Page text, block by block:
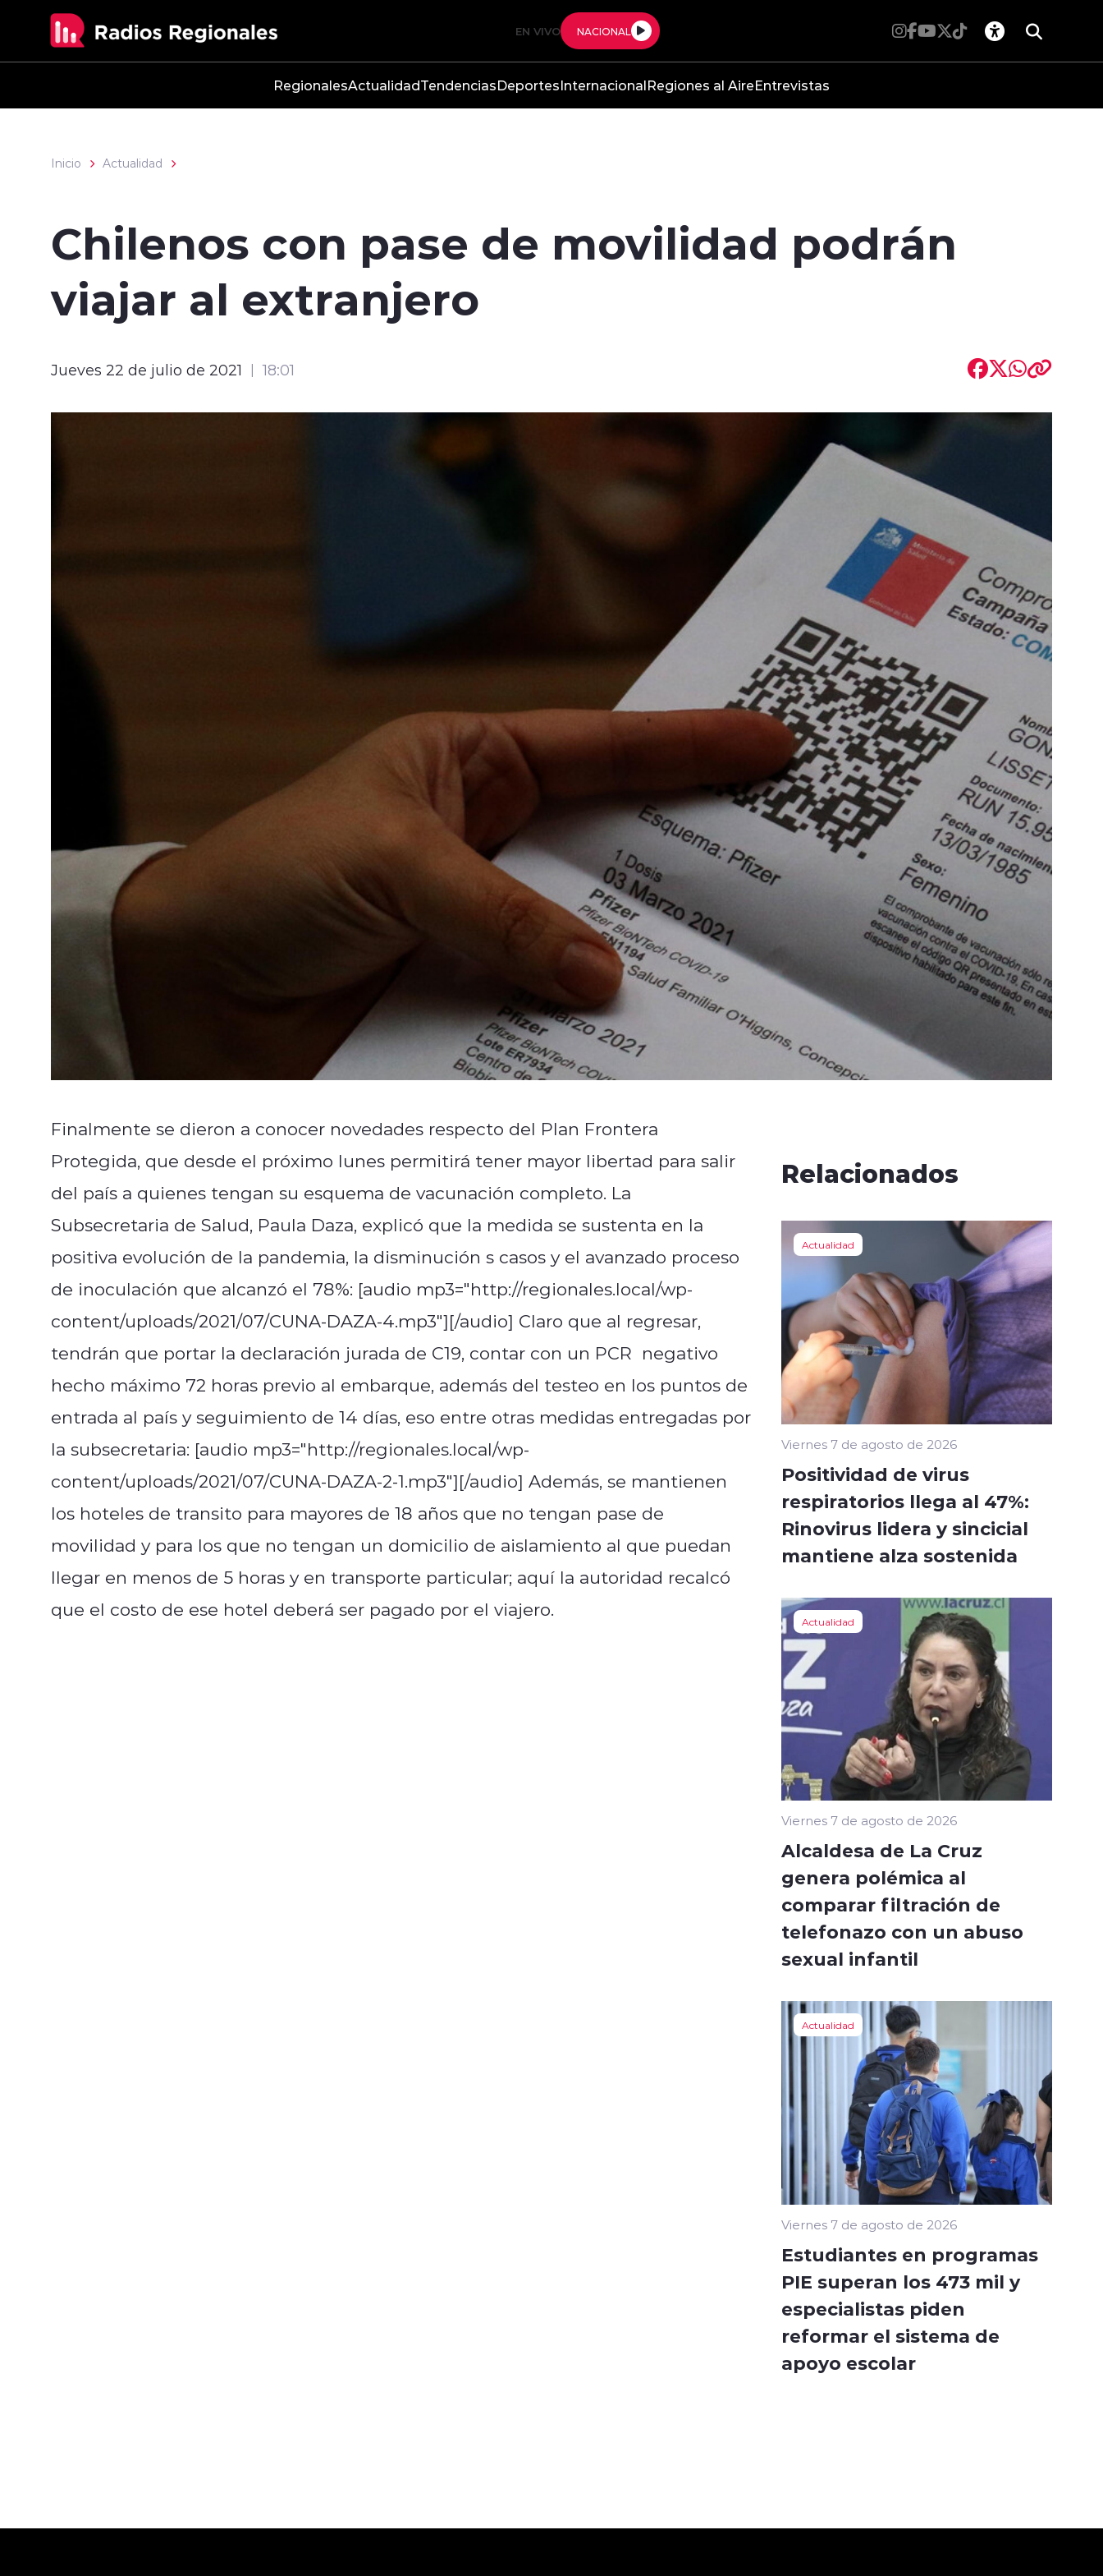
EN VIVO NACIONAL
RegionalesActualidadTendenciasDeportesInternacionalRegiones al AireEntrevistas
Inicio Actualidad
Chilenos con pase de movilidad podrán
viajar al extranjero
Jueves 22 de julio de 2021 18:01
Finalmente se dieron a conocer novedades respecto del Plan Frontera
Protegida, que desde el próximo lunes permitirá tener mayor libertad para salir
del país a quienes tengan su esquema de vacunación completo. La
Subsecretaria de Salud, Paula Daza, explicó que la medida se sustenta en la
positiva evolución de la pandemia, la disminución s casos y el avanzado proceso
de inoculación que alcanzó el 78%: [audio mp3="http://regionales.local/wp-
content/uploads/2021/07/CUNA-DAZA-4.mp3"][/audio] Claro que al regresar,
tendrán que portar la declaración jurada de C19, contar con un PCR negativo
hecho máximo 72 horas previo al embarque, además del testeo en los puntos de
entrada al país y seguimiento de 14 días, eso entre otras medidas entregadas por
la subsecretaria: [audio mp3="http://regionales.local/wp-
content/uploads/2021/07/CUNA-DAZA-2-1.mp3"][/audio] Además, se mantienen
los hoteles de transito para mayores de 18 años que no tengan pase de
movilidad y para los que no tengan un domicilio de aislamiento al que puedan
llegar en menos de 5 horas y en transporte particular; aquí la autoridad recalcó
que el costo de ese hotel deberá ser pagado por el viajero.
Relacionados
Actualidad
Viernes 7 de agosto de 2026
Positividad de virus
respiratorios llega al 47%:
Rinovirus lidera y sincicial
mantiene alza sostenida
Actualidad
Viernes 7 de agosto de 2026
Alcaldesa de La Cruz
genera polémica al
comparar filtración de
telefonazo con un abuso
sexual infantil
Actualidad
Viernes 7 de agosto de 2026
Estudiantes en programas
PIE superan los 473 mil y
especialistas piden
reformar el sistema de
apoyo escolar